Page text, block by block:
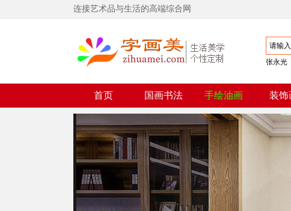
连接艺术品与生活的高端综合网
张永光
首页 国画书法 手绘油画 装饰